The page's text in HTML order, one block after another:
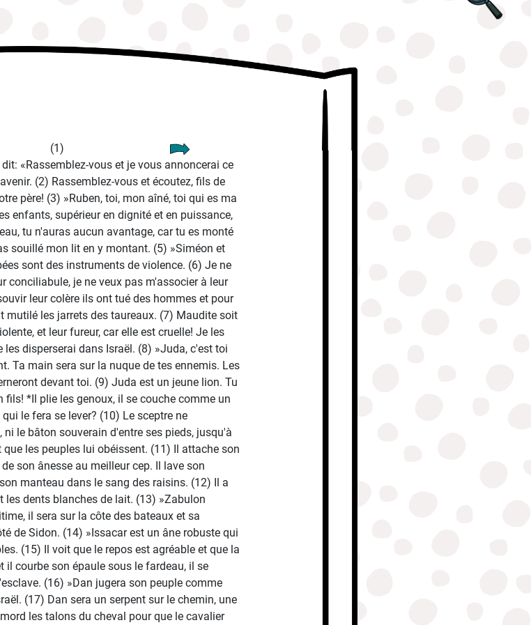
(1)
«Rassemblez-vous et je vous annoncerai ce
(2) Rassemblez-vous et écoutez, fils de
père! (3) »Ruben, toi, mon aîné, toi qui es ma
enfants, supérieur en dignité et en puissance,
tu n'auras aucun avantage, car tu es monté
souillé mon lit en y montant. (5) »Siméon et
sont des instruments de violence. (6) Je ne
conciliabule, je ne veux pas m'associer à leur
leur colère ils ont tué des hommes et pour
mutilé les jarrets des taureaux. (7) Maudite soit
et leur fureur, car elle est cruelle! Je les
les disperserai dans Israël. (8) »Juda, c'est toi
Ta main sera sur la nuque de tes ennemis. Les
devant toi. (9) Juda est un jeune lion. Tu
fils! *Il plie les genoux, il se couche comme un
le fera se lever? (10) Le sceptre ne
le bâton souverain d'entre ses pieds, jusqu'à
que les peuples lui obéissent. (11) Il attache son
son ânesse au meilleur cep. Il lave son
manteau dans le sang des raisins. (12) Il a
les dents blanches de lait. (13) »Zabulon
il sera sur la côte des bateaux et sa
de Sidon. (14) »Issacar est un âne robuste qui
(15) Il voit que le repos est agréable et que la
il courbe son épaule sous le fardeau, il se
(16) »Dan jugera son peuple comme
(17) Dan sera un serpent sur le chemin, une
les talons du cheval pour que le cavalier